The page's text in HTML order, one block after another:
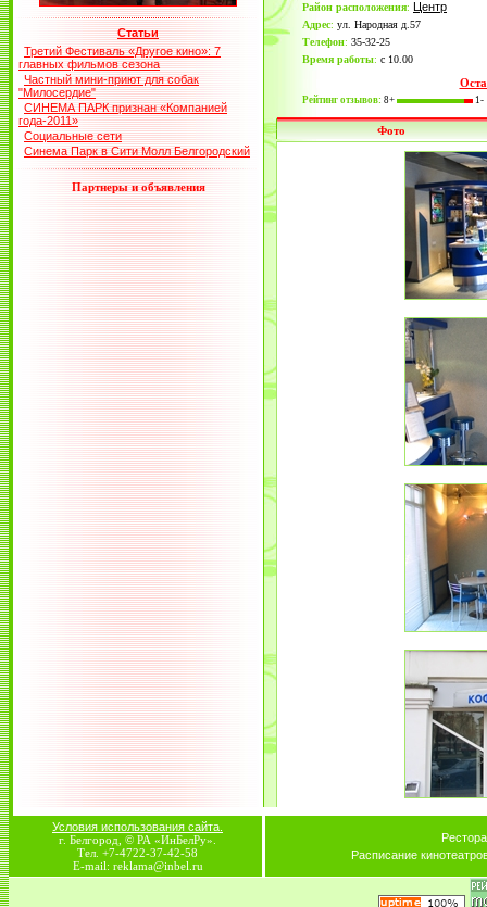
Статьи
Третий Фестиваль «Другое кино»: 7
главных фильмов сезона
Частный мини-приют для собак
"Милосердие"
СИНЕМА ПАРК признан «Компанией
года-2011»
Социальные сети
Синема Парк в Сити Молл Белгородский
Партнеры и объявления
Район расположения: Центр
Адрес: ул. Народная д.57
Телефон: 35-32-25
Время работы: с 10.00
Рейтинг отзывов: 8+ 1-
Фото
Условия использования сайта.
г. Белгород, © РА «ИнБелРу».
Тел. +7-4722-37-42-58
E-mail: reklama@inbel.ru
Расписание